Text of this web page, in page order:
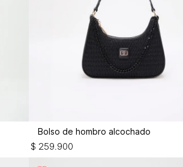
Bolso de hombro alcochado
$ 259.900